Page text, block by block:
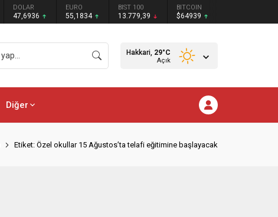
DOLAR
47,6936
EURO
55,1834
BIST 100
13.779,39
BITCOIN
$64939
Hakkari, 29°C
Açık
Diğer
Etiket: Özel okullar 15 Ağustos’ta telafi eğitimine başlayacak